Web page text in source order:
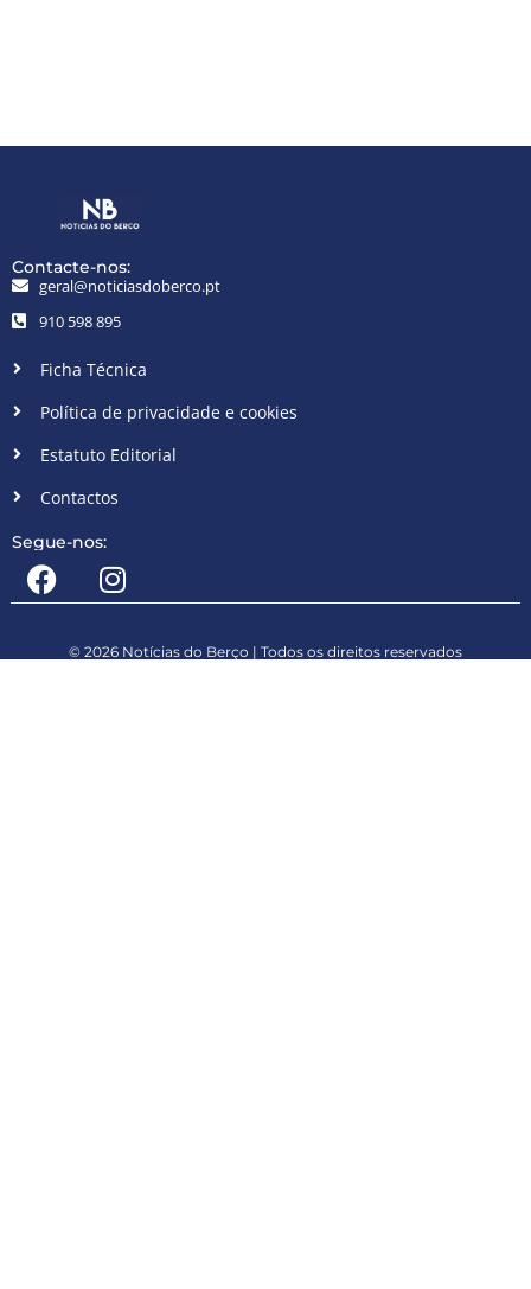
Contacte-nos:
geral@noticiasdoberco.pt
910 598 895
Ficha Técnica
Política de privacidade e cookies
Estatuto Editorial
Contactos
Segue-nos:
© 2026 Notícias do Berço | Todos os direitos reservados